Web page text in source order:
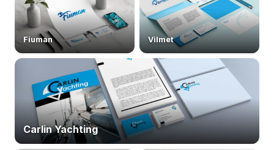
Fiuman Vilmet
Carlin Yachting